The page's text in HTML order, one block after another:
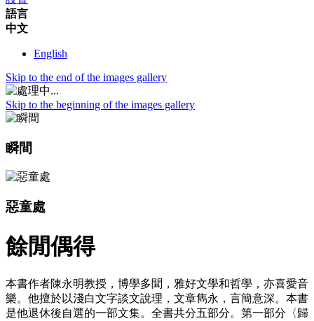
語言
中文
English
Skip to the end of the images gallery
Skip to the beginning of the images gallery
瞬間
惡童處
餘閒偶得
本書作者陳永明教授，博學多聞，雅好文學和哲學，亦喜愛音
樂。他擅於以淺白文字談文說理，文章雋永，言簡意深。本書
是他退休後自選的一部文集。全書共分五部分。第一部分〈歸